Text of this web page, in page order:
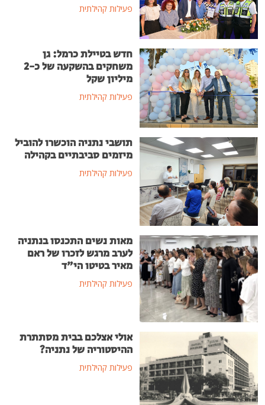
פעילות קהילתית
חדש בטיילת כרמל: גן
משחקים בהשקעה של כ-2
מיליון שקל
פעילות קהילתית
תושבי נתניה הוכשרו להוביל
מיזמים סביבתיים בקהילה
פעילות קהילתית
מאות נשים התכנסו בנתניה
לערב מרגש לזכרו של ראם
מאיר בטיטו הי"ד
פעילות קהילתית
אולי אצלכם בבית מסתתרת
ההיסטוריה של נתניה?
פעילות קהילתית